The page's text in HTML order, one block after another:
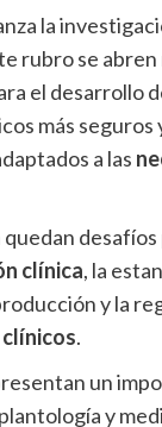
la
rubro se abren
el desarrollo
más seguros
a las
quedan
clínica, la
y la
.
un
y